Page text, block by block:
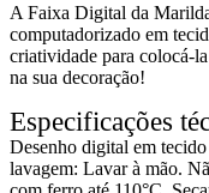
A Faixa Digital da
computadorizado em
criatividade para colocá-
na sua decoração!
Especificações
Desenho digital em
lavagem: Lavar à mão.